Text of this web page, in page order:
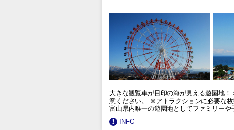
大きな観覧車が目印の海が見える遊園地
意ください。 ※アトラクションに必要な
富山県内唯一の遊園地としてファミリーや
INFO